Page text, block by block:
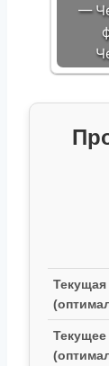
—
Текущая
Текущее